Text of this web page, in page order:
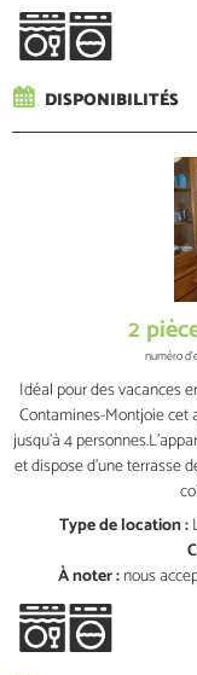
DISPONIBILITÉS
2
numéro
Idéal pour des vacances
Contamines-Montjoie cet
jusqu'à 4
et dispose d’une terrasse
Type de location :
À noter :nous